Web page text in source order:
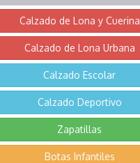
Calzado de Lona y Cuerina
Calzado de Lona Urbana
Calzado Escolar
Calzado Deportivo
Zapatillas
Botas Infantiles